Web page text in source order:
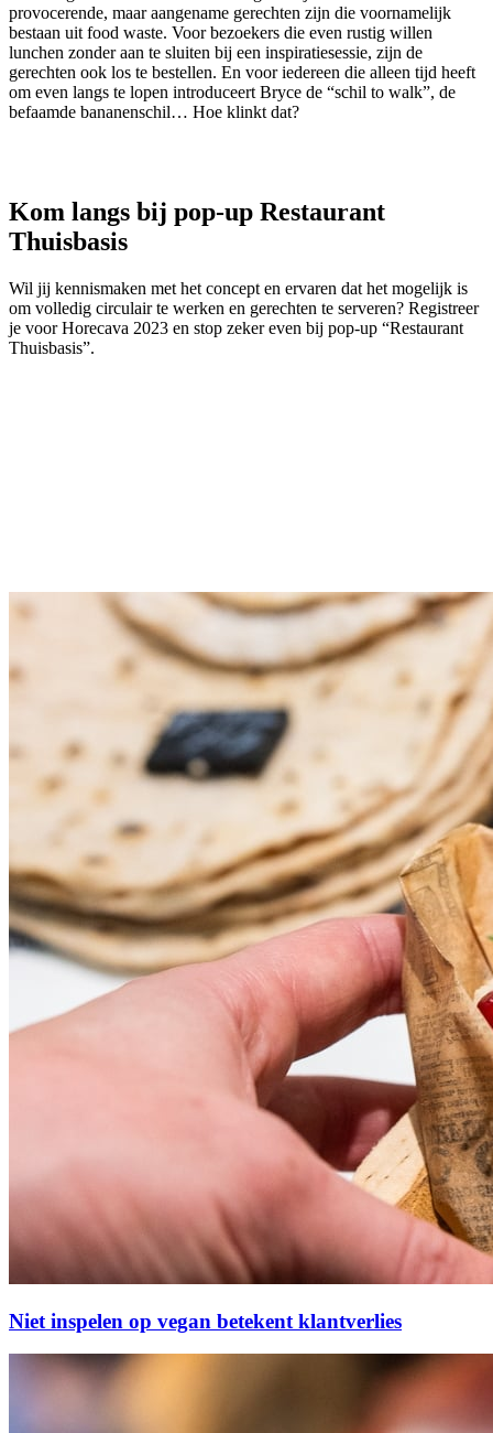
provocerende, maar aangename gerechten zijn die voornamelijk
bestaan uit food waste. Voor bezoekers die even rustig willen
lunchen zonder aan te sluiten bij een inspiratiesessie, zijn de
gerechten ook los te bestellen. En voor iedereen die alleen tijd heeft
om even langs te lopen introduceert Bryce de “schil to walk”, de
befaamde bananenschil… Hoe klinkt dat?
Kom langs bij pop-up Restaurant
Thuisbasis
Wil jij kennismaken met het concept en ervaren dat het mogelijk is
om volledig circulair te werken en gerechten te serveren? Registreer
je voor Horecava 2023 en stop zeker even bij pop-up “Restaurant
Thuisbasis”.
Niet inspelen op vegan betekent klantverlies